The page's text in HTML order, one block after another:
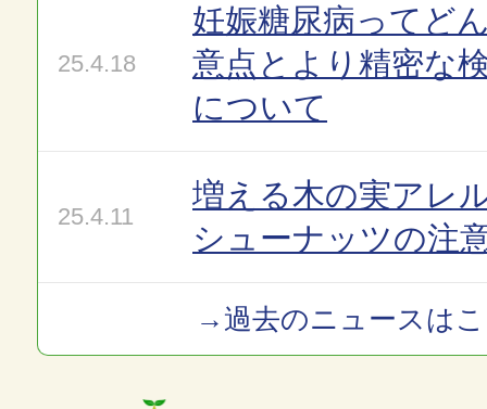
25.4.18
妊娠糖尿病ってど
意点とより精密な
について
25.4.11
増える木の実アレ
シューナッツの注
→過去のニュースは